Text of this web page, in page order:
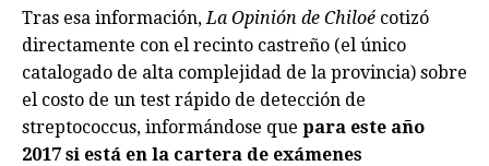
Tras esa información,La Opinión de Chiloé cotizó
directamente con el recinto castreño (el único
catalogado de alta complejidad de la provincia) sobre
el costo de un test rápido de detección de
streptococcus, informándose que para este año
2017 si está en la cartera de exámenes